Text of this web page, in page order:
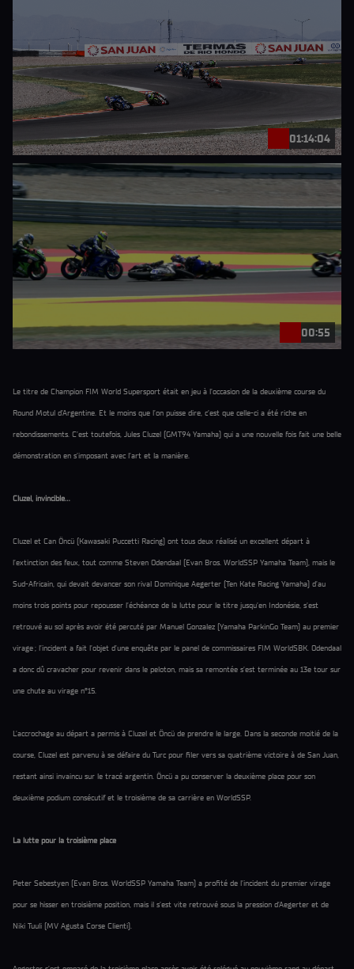
01:14:04
00:55
Le titre de Champion FIM World Supersport était en jeu à l’occasion de la deuxième course du
Round Motul d’Argentine. Et le moins que l’on puisse dire, c’est que celle-ci a été riche en
rebondissements. C’est toutefois, Jules Cluzel (GMT94 Yamaha) qui a une nouvelle fois fait une belle
démonstration en s’imposant avec l’art et la manière.
Cluzel, invincible…
Cluzel et Can Öncü (Kawasaki Puccetti Racing) ont tous deux réalisé un excellent départ à
l’extinction des feux, tout comme Steven Odendaal (Evan Bros. WorldSSP Yamaha Team), mais le
Sud-Africain, qui devait devancer son rival Dominique Aegerter (Ten Kate Racing Yamaha) d’au
moins trois points pour repousser l’échéance de la lutte pour le titre jusqu’en Indonésie, s’est
retrouvé au sol après avoir été percuté par Manuel Gonzalez (Yamaha ParkinGo Team) au premier
virage ; l’incident a fait l’objet d’une enquête par le panel de commissaires FIM WorldSBK. Odendaal
a donc dû cravacher pour revenir dans le peloton, mais sa remontée s’est terminée au 13e tour sur
une chute au virage n°15.
L’accrochage au départ a permis à Cluzel et Öncü de prendre le large. Dans la seconde moitié de la
course, Cluzel est parvenu à se défaire du Turc pour filer vers sa quatrième victoire à de San Juan,
restant ainsi invaincu sur le tracé argentin. Öncü a pu conserver la deuxième place pour son
deuxième podium consécutif et le troisième de sa carrière en WorldSSP.
La lutte pour la troisième place
Peter Sebestyen (Evan Bros. WorldSSP Yamaha Team) a profité de l’incident du premier virage
pour se hisser en troisième position, mais il s’est vite retrouvé sous la pression d’Aegerter et de
Niki Tuuli (MV Agusta Corse Clienti).